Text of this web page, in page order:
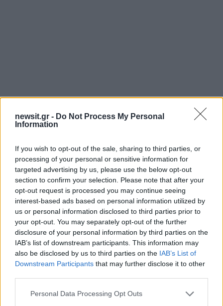
newsit.gr - Do Not Process My Personal
Information
If you wish to opt-out of the sale, sharing to third parties, or
processing of your personal or sensitive information for
targeted advertising by us, please use the below opt-out
section to confirm your selection. Please note that after your
opt-out request is processed you may continue seeing
interest-based ads based on personal information utilized by
us or personal information disclosed to third parties prior to
your opt-out. You may separately opt-out of the further
disclosure of your personal information by third parties on the
IAB’s list of downstream participants. This information may
also be disclosed by us to third parties on the IAB’s List of
Downstream Participants that may further disclose it to other
Please note that this website/app uses one or more Google
Personal Data Processing Opt Outs
Το ατύχημα με τον Σταύρο Φλώρο, σόκαρε το
πανελλήνιο καθώς και τους παίκτες του
τουρκικού Suvivor. Ο 22χρονοςείχε πάει για
ψαροντούφεκο μαζί με τον συμπαίκτη του
Μάνο Μαλλιαρό , όταν πέρασε από πάνω τους
ταχύπλοο με αποτέλεσμα να του ακρωτηριάσει
το αριστερό πόδι του από το γόνατο και κάτω και
να του προκαλέσει σοβαρότατο τραυματισμό και